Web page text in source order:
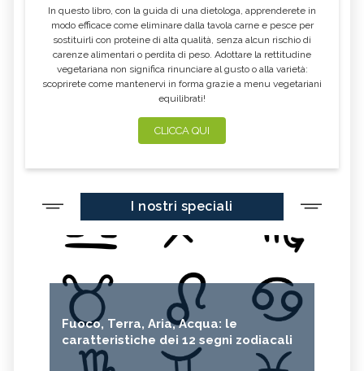
In questo libro, con la guida di una dietologa, apprenderete in
modo efficace come eliminare dalla tavola carne e pesce per
sostituirli con proteine di alta qualità, senza alcun rischio di
carenze alimentari o perdita di peso. Adottare la rettitudine
vegetariana non significa rinunciare al gusto o alla varietà:
scoprirete come mantenervi in forma grazie a menu vegetariani
equilibrati!
CLICCA QUI
I nostri speciali
Fuoco, Terra, Aria, Acqua: le
caratteristiche dei 12 segni zodiacali